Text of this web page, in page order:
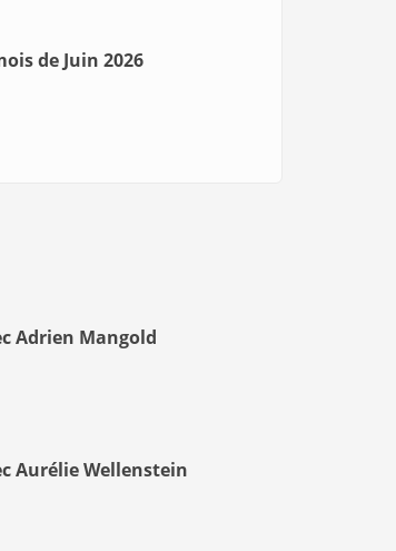
de Juin 2026
Adrien Mangold
Aurélie Wellenstein